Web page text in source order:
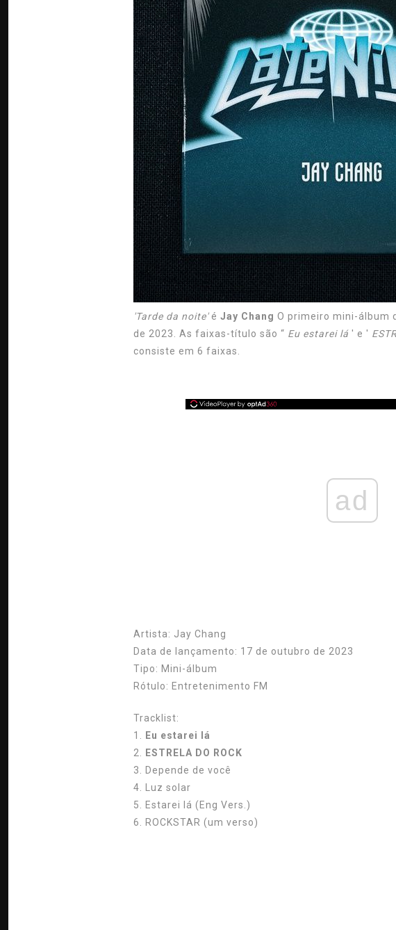
'Tarde da noite'é Jay Chang O primeiro mini-álbum
de 2023. As faixas-título são “ Eu estarei lá ' e '
consiste em 6 faixas.
ad
Artista: Jay Chang
Data de lançamento: 17 de outubro de 2023
Tipo: Mini-álbum
Rótulo: Entretenimento FM
Tracklist:
1.
Eu estarei lá
2.
ESTRELA DO ROCK
3. Depende de você
4. Luz solar
5. Estarei lá (Eng Vers.)
6. ROCKSTAR (um verso)